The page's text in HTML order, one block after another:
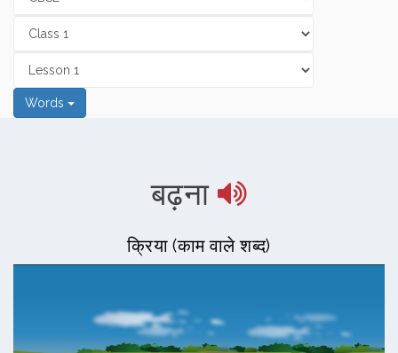
Words
बढ़ना
क्रिया (काम वाले शब्द)